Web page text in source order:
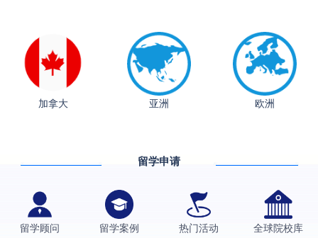
加拿大 亚洲 欧洲
留学申请
留学顾问 留学案例 热门活动 全球院校库
从上海财大2+2到谢菲尔德：低均分逆袭QS百强金
伯明翰大学数字媒体与创意产业硕士录取案例
西南财经大学投资学背景，成功斩获英国名校多份